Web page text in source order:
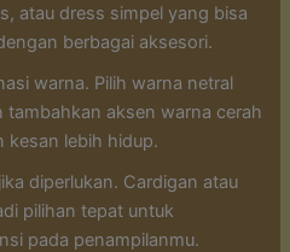
atau dress simpel yang bisa
berbagai aksesori.
warna. Pilih warna netral
tambahkan aksen warna cerah
kesan lebih hidup.
diperlukan. Cardigan atau
pilihan tepat untuk
pada penampilanmu.